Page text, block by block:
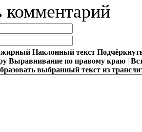
комментарий
Наклонный текст
Выравнивание по правому краю |
выбранный текст из